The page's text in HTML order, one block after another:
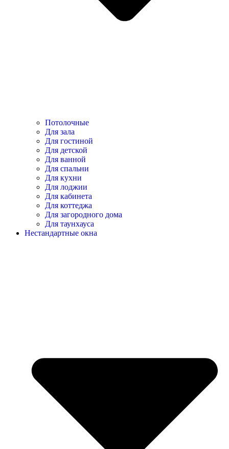
Потолочные
Для зала
Для гостиной
Для детской
Для ванной
Для спальни
Для кухни
Для лоджии
Для кабинета
Для коттеджа
Для загородного дома
Для таунхауса
Нестандартные окна